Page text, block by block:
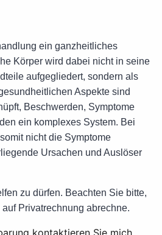
ein ganzheitliches
Körper wird dabei nicht in seine
aufgegliedert, sondern als
Aspekte sind
Beschwerden, Symptome
ein komplexes System. Bei
nicht die Symptome
Ursachen und Auslöser
zu dürfen. Beachten Sie bitte,
Privatrechnung abrechne.
kontaktieren Sie mich